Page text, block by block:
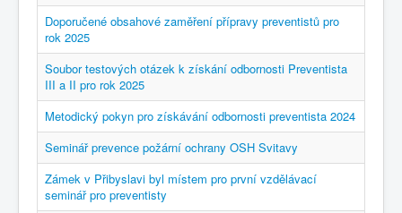
Doporučené obsahové zaměření přípravy preventistů pro
rok 2025
Soubor testových otázek k získání odbornosti Preventista
III a II pro rok 2025
Metodický pokyn pro získávání odbornosti preventista 2024
Seminář prevence požární ochrany OSH Svitavy
Zámek v Přibyslavi byl místem pro první vzdělávací
seminář pro preventisty